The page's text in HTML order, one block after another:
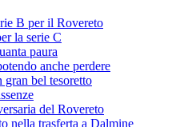
B per il Rovereto
la serie C
paura
anche perdere
gran bel tesoretto
del Rovereto
nella trasferta a Dalmine